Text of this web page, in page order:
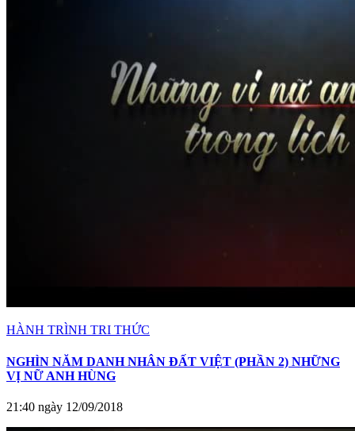
HÀNH TRÌNH TRI THỨC
NGHÌN NĂM DANH NHÂN ĐẤT VIỆT (PHẦN 2) NHỮNG
VỊ NỮ ANH HÙNG
21:40 ngày 12/09/2018